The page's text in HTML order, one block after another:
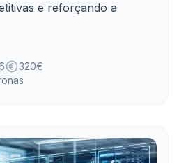
e reforçando a
320€